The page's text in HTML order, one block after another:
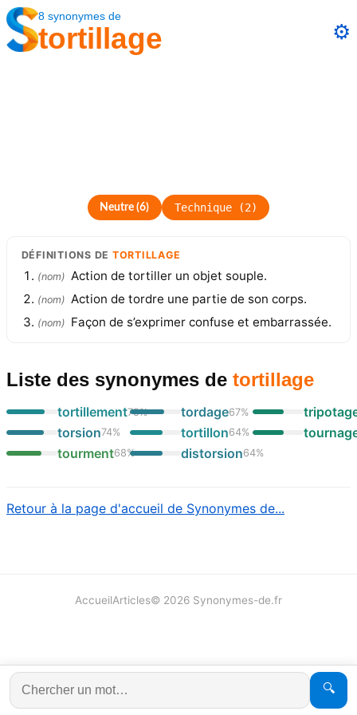
8synonymes de
tortillage ⚙️
Neutre (6) Technique(2)
DÉFINITIONS DE TORTILLAGE
(nom) Action de tortiller un objet souple.
(nom) Action de tordre une partie de son corps.
(nom) Façon de s’exprimer confuse et embarrassée.
Liste des synonymes de tortillage
tortillement75%
torsion74%
tourment68%
tordage67%
tortillon64%
distorsion64%
Retour à la page d'accueil de Synonymes de...
🔍
AccueilArticles© 2026 Synonymes-de.fr